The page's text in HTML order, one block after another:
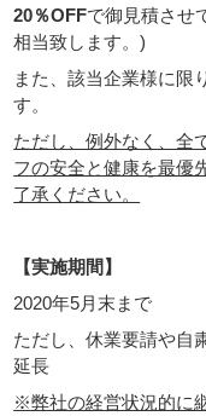
20％OFFで御見積させ
相当致します。)
また、該当企業様に限
す。
ただし、例外なく、全
フの安全と健康を最優
了承ください。
【実施期間】
2020年5月末まで
ただし、休業要請や自
延長
※弊社の経営状況的に